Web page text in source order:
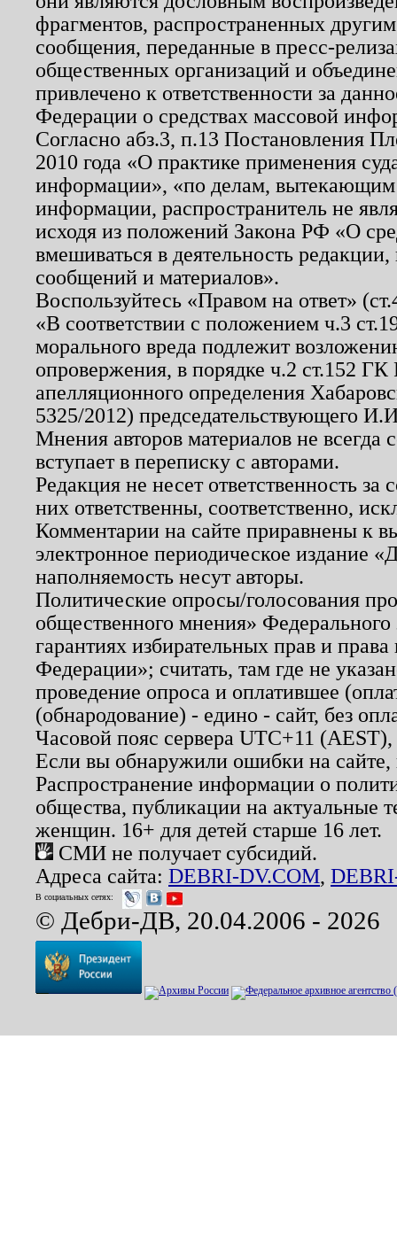
фрагментов, распространенных
сообщения, переданные в пресс-
общественных организаций и
привлечено к ответственности за
Федерации о средствах массовой
Согласно абз.3, п.13 Постановления
2010 года «О практике применения
информации», «по делам, вытекающим
информации, распространитель не
исходя из положений Закона РФ «О
вмешиваться в деятельность
сообщений и материалов».
Воспользуйтесь «Правом на ответ»
«В соответствии с положением ч.3
морального вреда подлежит
опровержения, в порядке ч.2 ст.152
апелляционного определения
5325/2012) председательствующего
Мнения авторов материалов не
вступает в переписку с авторами.
Редакция не несет ответственность
них ответственны, соответственно,
Комментарии на сайте приравнены к
электронное периодическое издание
наполняемость несут авторы.
Политические опросы/голосования
общественного мнения»
гарантиях избирательных прав и
Федерации»; считать, там где не
проведение опроса и оплатившее
(обнародование) - едино - сайт, без
Часовой пояс сервера UTC+11
Если вы обнаружили ошибки на
Распространение информации о
общества, публикации на актуальные
женщин. 16+ для детей старше 16 лет.
СМИ не получает субсидий.
Адреса сайта: DEBRI-DV.COM,
В социальных сетях:
© Дебри-ДВ, 20.04.2006 - 2026